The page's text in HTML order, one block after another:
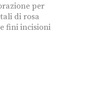
per
di rosa
fini incisioni